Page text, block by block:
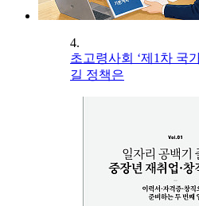
4.
초고령사회 ‘제1차 국
길 정책은